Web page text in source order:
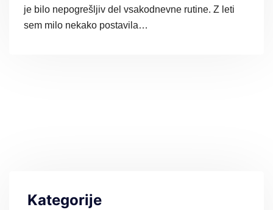
je bilo nepogrešljiv del vsakodnevne rutine. Z leti
sem milo nekako postavila…
Kategorije